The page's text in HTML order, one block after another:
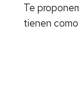
Te
tienen